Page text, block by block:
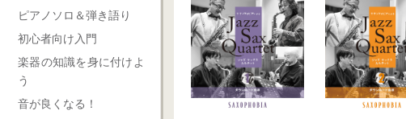
ピアノソロ＆弾き語り
初心者向け入門
楽器の知識を身に付けよ
う
音が良くなる！